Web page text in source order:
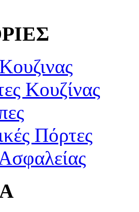
Κουζίνας
Πόρτες